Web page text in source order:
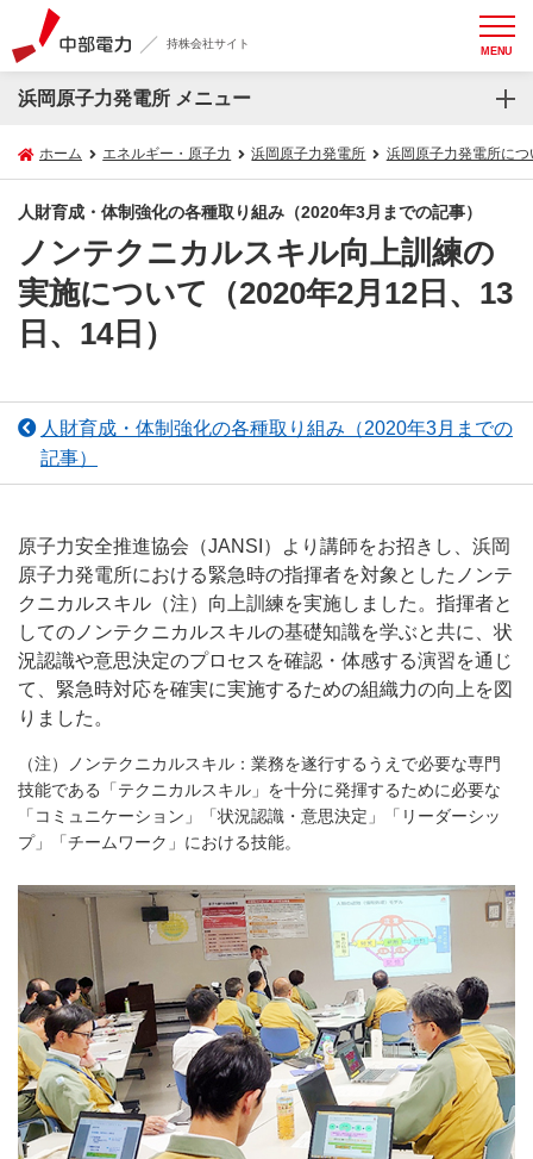
持株会社サイト MENU
浜岡原子力発電所 メニュー
ホーム エネルギー・原子力 浜岡原子力発電所 浜岡原子力発電所につ
人財育成・体制強化の各種取り組み（2020年3月までの記事）
ノンテクニカルスキル向上訓練の
実施について（2020年2月12日、13
日、14日）
人財育成・体制強化の各種取り組み（2020年3月までの
記事）
原子力安全推進協会（JANSI）より講師をお招きし、浜岡
原子力発電所における緊急時の指揮者を対象としたノンテ
クニカルスキル（注）向上訓練を実施しました。指揮者と
してのノンテクニカルスキルの基礎知識を学ぶと共に、状
況認識や意思決定のプロセスを確認・体感する演習を通じ
て、緊急時対応を確実に実施するための組織力の向上を図
りました。
（注）ノンテクニカルスキル：業務を遂行するうえで必要な専門
技能である「テクニカルスキル」を十分に発揮するために必要な
「コミュニケーション」「状況認識・意思決定」「リーダーシッ
プ」「チームワーク」における技能。